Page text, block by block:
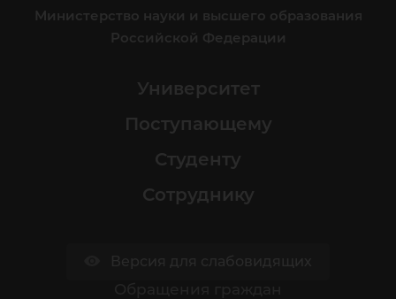
Министерство науки и высшего образования
Российской Федерации
Университет
Поступающему
Студенту
Сотруднику